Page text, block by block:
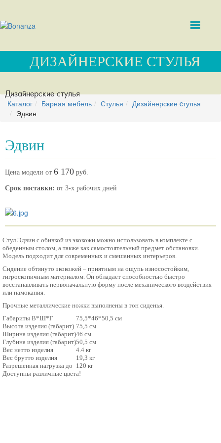
ДИЗАЙНЕРСКИЕ CТУЛЬЯ
Дизайнерские cтулья
Каталог Барная мебель Стулья
Дизайнерские cтулья
Эдвин
Эдвин
Цена модели от 6 170 руб.
Срок поставки: от 3-х рабочих дней
Стул Эдвин с обивкой из экокожи можно использовать в комплекте с
обеденным столом, а также как самостоятельный предмет обстановки.
Модель подходит для современных и смешанных интерьеров.
Сидение обтянуто экокожей – приятным на ощупь износостойким,
гигроскопичным материалом. Он обладает способностью быстро
восстанавливать первоначальную форму после механического воздействия
или намокания.
Прочные металлические ножки выполнены в тон сиденья.
Габариты В*Ш*Г
75,5*46*50,5 см
Высота изделия (габарит) 75,5 см
Ширина изделия (габарит)46 см
Глубина изделия (габарит)50,5 см
Вес нетто изделия
4.4 кг
Вес брутто изделия
19,3 кг
Разрешенная нагрузка до 120 кг
Доступны различные цвета!